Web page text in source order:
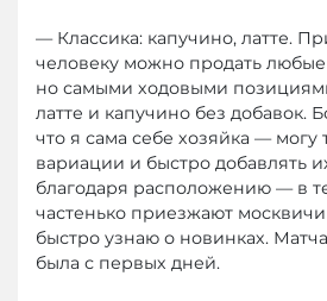
— Классика: капучино, латте.
человеку можно продать
но самыми ходовыми
латте и капучино без добавок.
что я сама себе хозяйка — могу
вариации и быстро добавлять
благодаря расположению — в
частенько приезжают
быстро узнаю о новинках.
была с первых дней.